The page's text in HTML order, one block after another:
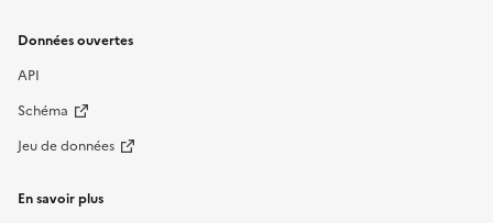
Données ouvertes
API
Schéma
Jeu de données
En savoir plus